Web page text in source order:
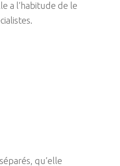
a l’habitude de le
qu’elle